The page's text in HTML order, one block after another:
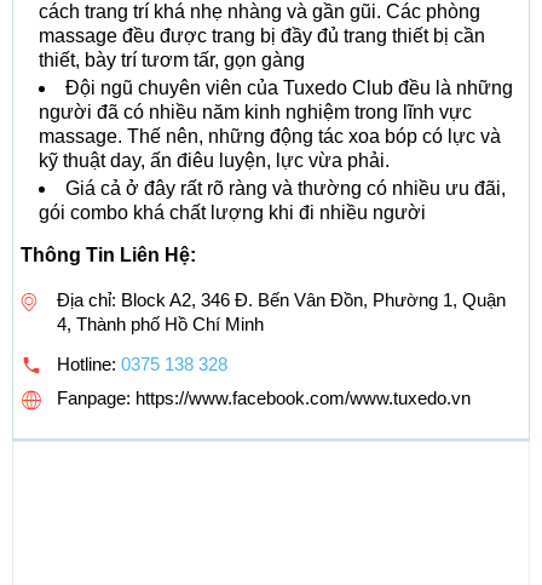
cách trang trí khá nhẹ nhàng và gần gũi. Các phòng
massage đều được trang bị đầy đủ trang thiết bị cần
thiết, bày trí tươm tấr, gọn gàng
Đội ngũ chuyên viên của Tuxedo Club đều là những
người đã có nhiều năm kinh nghiệm trong lĩnh vực
massage. Thế nên, những động tác xoa bóp có lực và
kỹ thuật day, ấn điêu luyện, lực vừa phải.
Giá cả ở đây rất rõ ràng và thường có nhiều ưu đãi,
gói combo khá chất lượng khi đi nhiều người
Thông Tin Liên Hệ:
Địa chỉ: Block A2, 346 Đ. Bến Vân Đồn, Phường 1, Quận
4, Thành phố Hồ Chí Minh
Hotline: 0375 138 328
Fanpage: https://www.facebook.com/www.tuxedo.vn